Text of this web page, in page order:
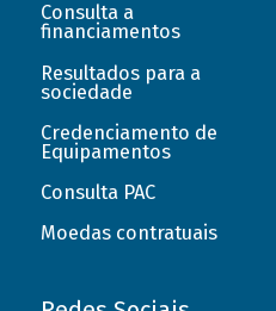
Consulta a
financiamentos
Resultados para a
sociedade
Credenciamento de
Equipamentos
Consulta PAC
Moedas contratuais